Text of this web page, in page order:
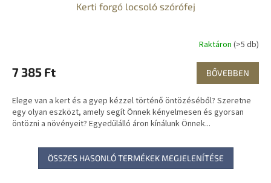
Kerti forgó locsoló szórófej
Raktáron (>5 db)
7 385 Ft BŐVEBBEN
Elege van a kert és a gyep kézzel történő öntözéséből? Szeretne
egy olyan eszközt, amely segít Önnek kényelmesen és gyorsan
öntözni a növényeit? Egyedülálló áron kínálunk Önnek...
ÖSSZES HASONLÓ TERMÉKEK MEGJELENÍTÉSE